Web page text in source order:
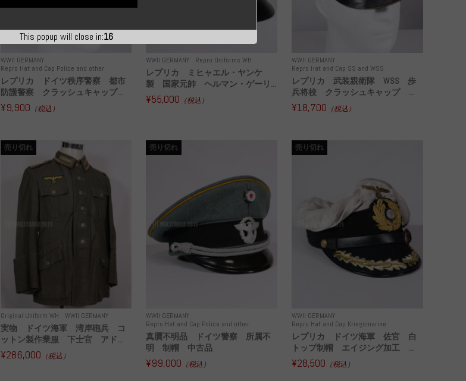
WWII GERMANY
Repro Hat and Cap Police and other
レプリカ ドイツ秩序警察 都市
防護警察 クラッシュキャップ...
¥9,900 （税込）
WWII GERMANY Repro Uniforms WH
レプリカ ミヒャエル・ヤンケ
製 国家元帥 ヘルマン・ゲーリ...
¥55,000 （税込）
WWII GERMANY
Repro Hat and Cap SS and WSS
レプリカ 武装親衛隊 WSS 歩
兵将校 クラッシュキャップ ...
¥18,700 （税込）
Original Uniform WH WWII GERMANY
売り切れ
実物 ドイツ海軍 湾岸砲兵 コ
ットン製作業服 下士官 アド...
¥286,000 （税込）
WWII GERMANY
Repro Hat and Cap Police and other
売り切れ
真贋不明品 ドイツ警察 所属不
明 制帽 中古品
¥99,000 （税込）
WWII GERMANY
Repro Hat and Cap Kriegsmarine
売り切れ
レプリカ ドイツ海軍 佐官 白
トップ制帽 エイジング加工 ...
¥28,500 （税込）
This popup will close in:15